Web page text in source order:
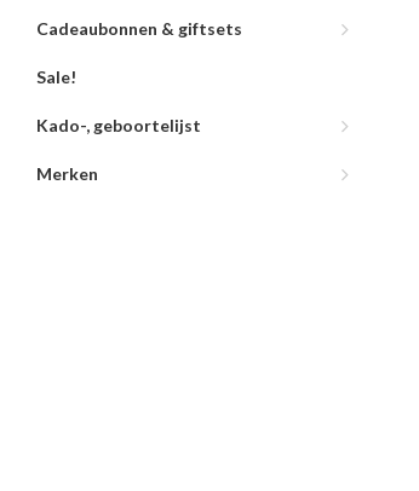
Cadeaubonnen & giftsets
Sale!
Kado-, geboortelijst
Merken